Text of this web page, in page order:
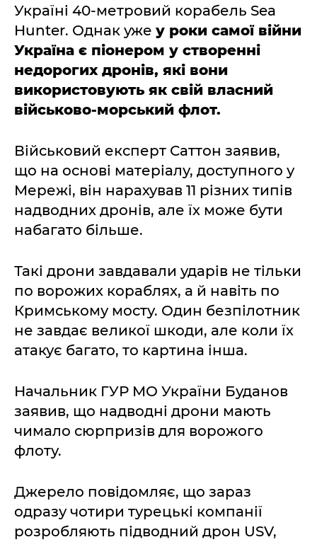
Україні 40-метровий корабель Sea
Hunter. Однак уже у роки самої війни
Україна є піонером у створенні
недорогих дронів, які вони
використовують як свій власний
військово-морський флот.
Військовий експерт Саттон заявив,
що на основі матеріалу, доступного у
Мережі, він нарахував 11 різних типів
надводних дронів, але їх може бути
набагато більше.
Такі дрони завдавали ударів не тільки
по ворожих кораблях, а й навіть по
Кримському мосту. Один безпілотник
не завдає великої шкоди, але коли їх
атакує багато, то картина інша.
Начальник ГУР МО України Буданов
заявив, що надводні дрони мають
чимало сюрпризів для ворожого
флоту.
Джерело повідомляє, що зараз
одразу чотири турецькі компанії
розробляють підводний дрон USV,